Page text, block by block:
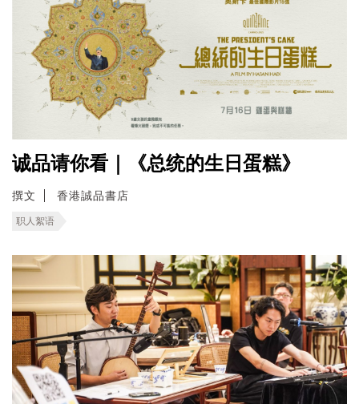
诚品请你看｜《总统的生日蛋糕》
撰文 香港誠品書店
职人絮语